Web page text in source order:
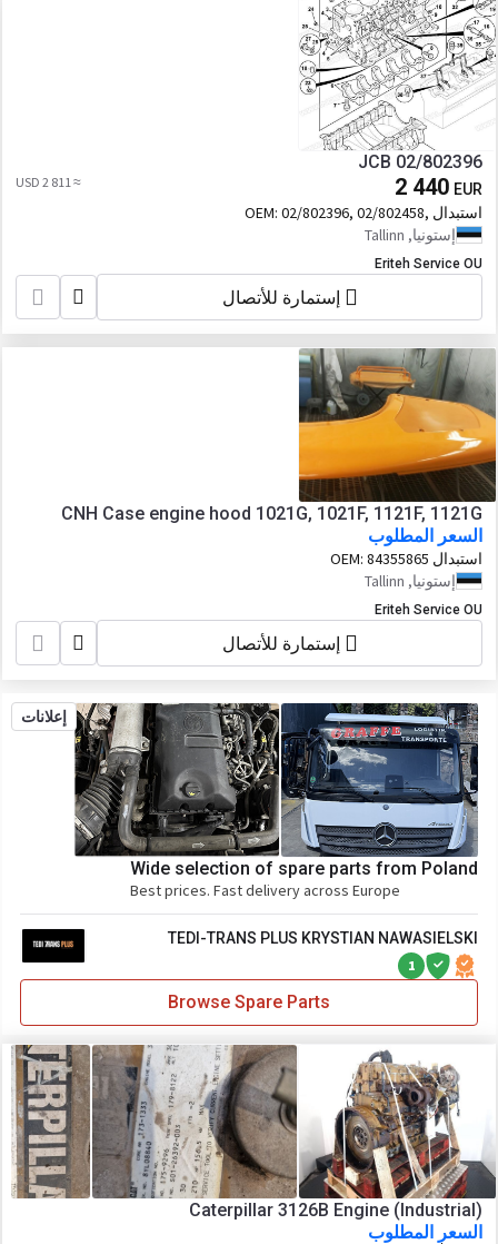
JCB 02/802396
2 440 EUR
≈ 2 811 USD
استبدال OEM: 02/802396, 02/802458,
02/802459, 02/802339, 02/802474,
02/802469, 02/802476, 02/802466,
02802396, 02
إستونيا, Tallinn
Eriteh Service OU
إستمارة للأتصال
CNH Case engine hood 1021G, 1021F, 1121F, 1121G
السعر المطلوب
استبدال OEM: 84355865
إستونيا, Tallinn
Eriteh Service OU
إستمارة للأتصال
إعلانات
Wide selection of spare parts from Poland
Best prices. Fast delivery across Europe
TEDI-TRANS PLUS KRYSTIAN NAWASIELSKI
1
Browse Spare Parts
Caterpillar 3126B Engine (Industrial)
السعر المطلوب